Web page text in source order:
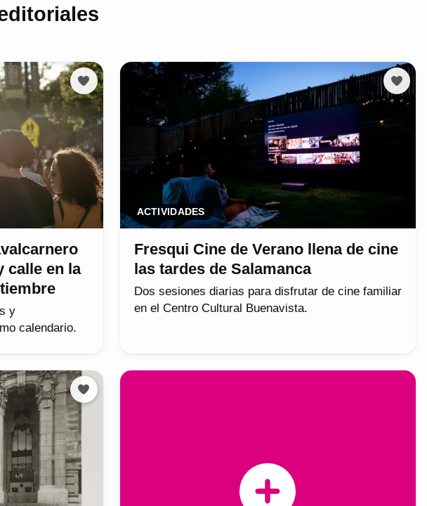
calle en la
y
calendario.
ACTIVIDADES
Fresqui Cine de Verano llena de cine
las tardes de Salamanca
Dos sesiones diarias para disfrutar de cine familiar
en el Centro Cultural Buenavista.